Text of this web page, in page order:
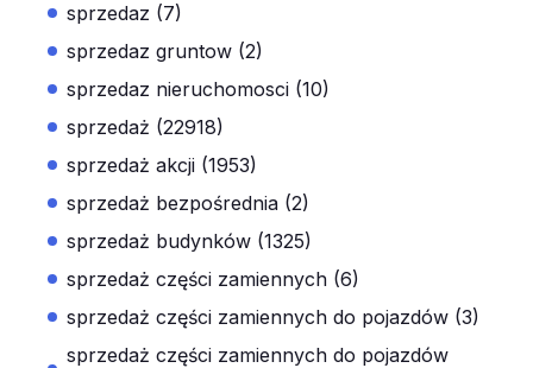
sprzedaz (7)
sprzedaz gruntow (2)
sprzedaz nieruchomosci (10)
sprzedaż (22918)
sprzedaż akcji (1953)
sprzedaż bezpośrednia (2)
sprzedaż budynków (1325)
sprzedaż części zamiennych (6)
sprzedaż części zamiennych do pojazdów (3)
sprzedaż części zamiennych do pojazdów